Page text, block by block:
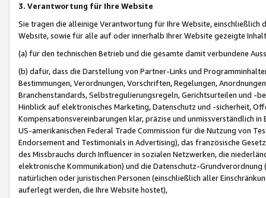
3. Verantwortung für Ihre Website
Sie tragen die alleinige Verantwortung für Ihre Website,
Website, sowie für alle auf oder innerhalb Ihrer Website gezeigte
(a) für den technischen Betrieb und die gesamte damit verbundene
(b) dafür, dass die Darstellung von Partner-Links und
Bestimmungen, Verordnungen, Vorschriften, Regelungen,
Branchenstandards, Selbstregulierungsregeln, Gerichtsurteilen und -
Hinblick auf elektronisches Marketing, Datenschutz und -sicherheit,
Kompensationsvereinbarungen klar, präzise und unmissverständlich
US-amerikanischen Federal Trade Commission für die Nutzung von
Endorsement and Testimonials in Advertising), das französische
des Missbrauchs durch Influencer in sozialen Netzwerken, die
elektronische Kommunikation) und die Datenschutz-
natürlichen oder juristischen Personen (einschließlich aller
auferlegt werden, die Ihre Website hostet),